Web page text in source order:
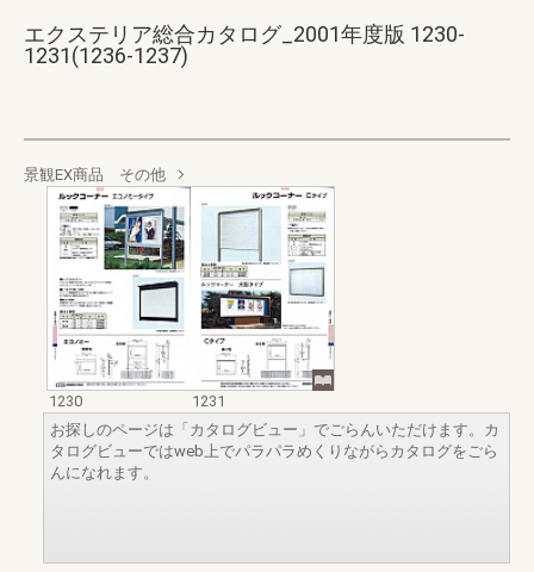
エクステリア総合カタログ_2001年度版 1230-
1231(1236-1237)
景観EX商品 その他
1230
1231
お探しのページは「カタログビュー」でごらんいただけます。カ
タログビューではweb上でパラパラめくりながらカタログをごら
んになれます。